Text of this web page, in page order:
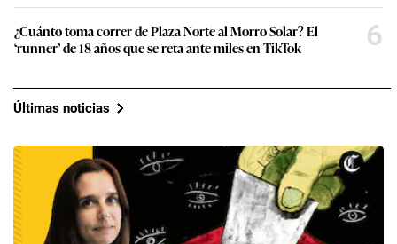
¿Cuánto toma correr de Plaza Norte al Morro Solar? El
‘runner’ de 18 años que se reta ante miles en TikTok
6
Últimas noticias